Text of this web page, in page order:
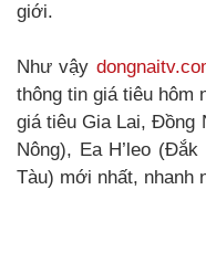
giới.
Như vậy
thông tin giá tiêu hôm
giá tiêu Gia Lai, Đồng
Nông), Ea H’leo
Tàu) mới nhất, nhanh